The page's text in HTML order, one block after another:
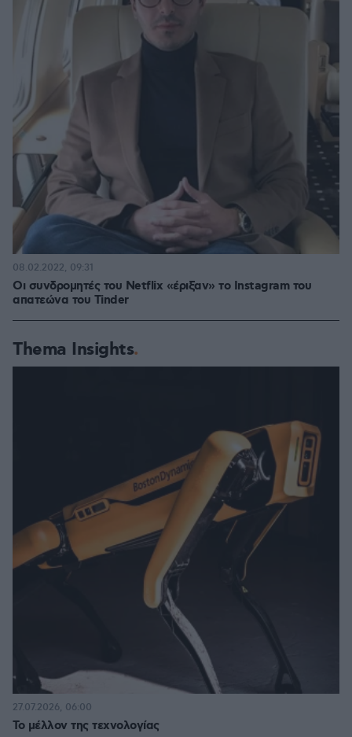
Οι συνδρομητές του Netflix «έριξαν» το Instagram του
απατεώνα του Tinder
08.02.2022, 09:31
Thema Insights
Το μέλλον της τεχνολογίας
27.07.2026, 06:00